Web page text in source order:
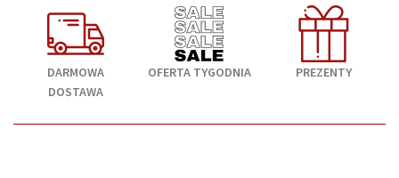
DARMOWA
DOSTAWA
OFERTA TYGODNIA PREZENTY